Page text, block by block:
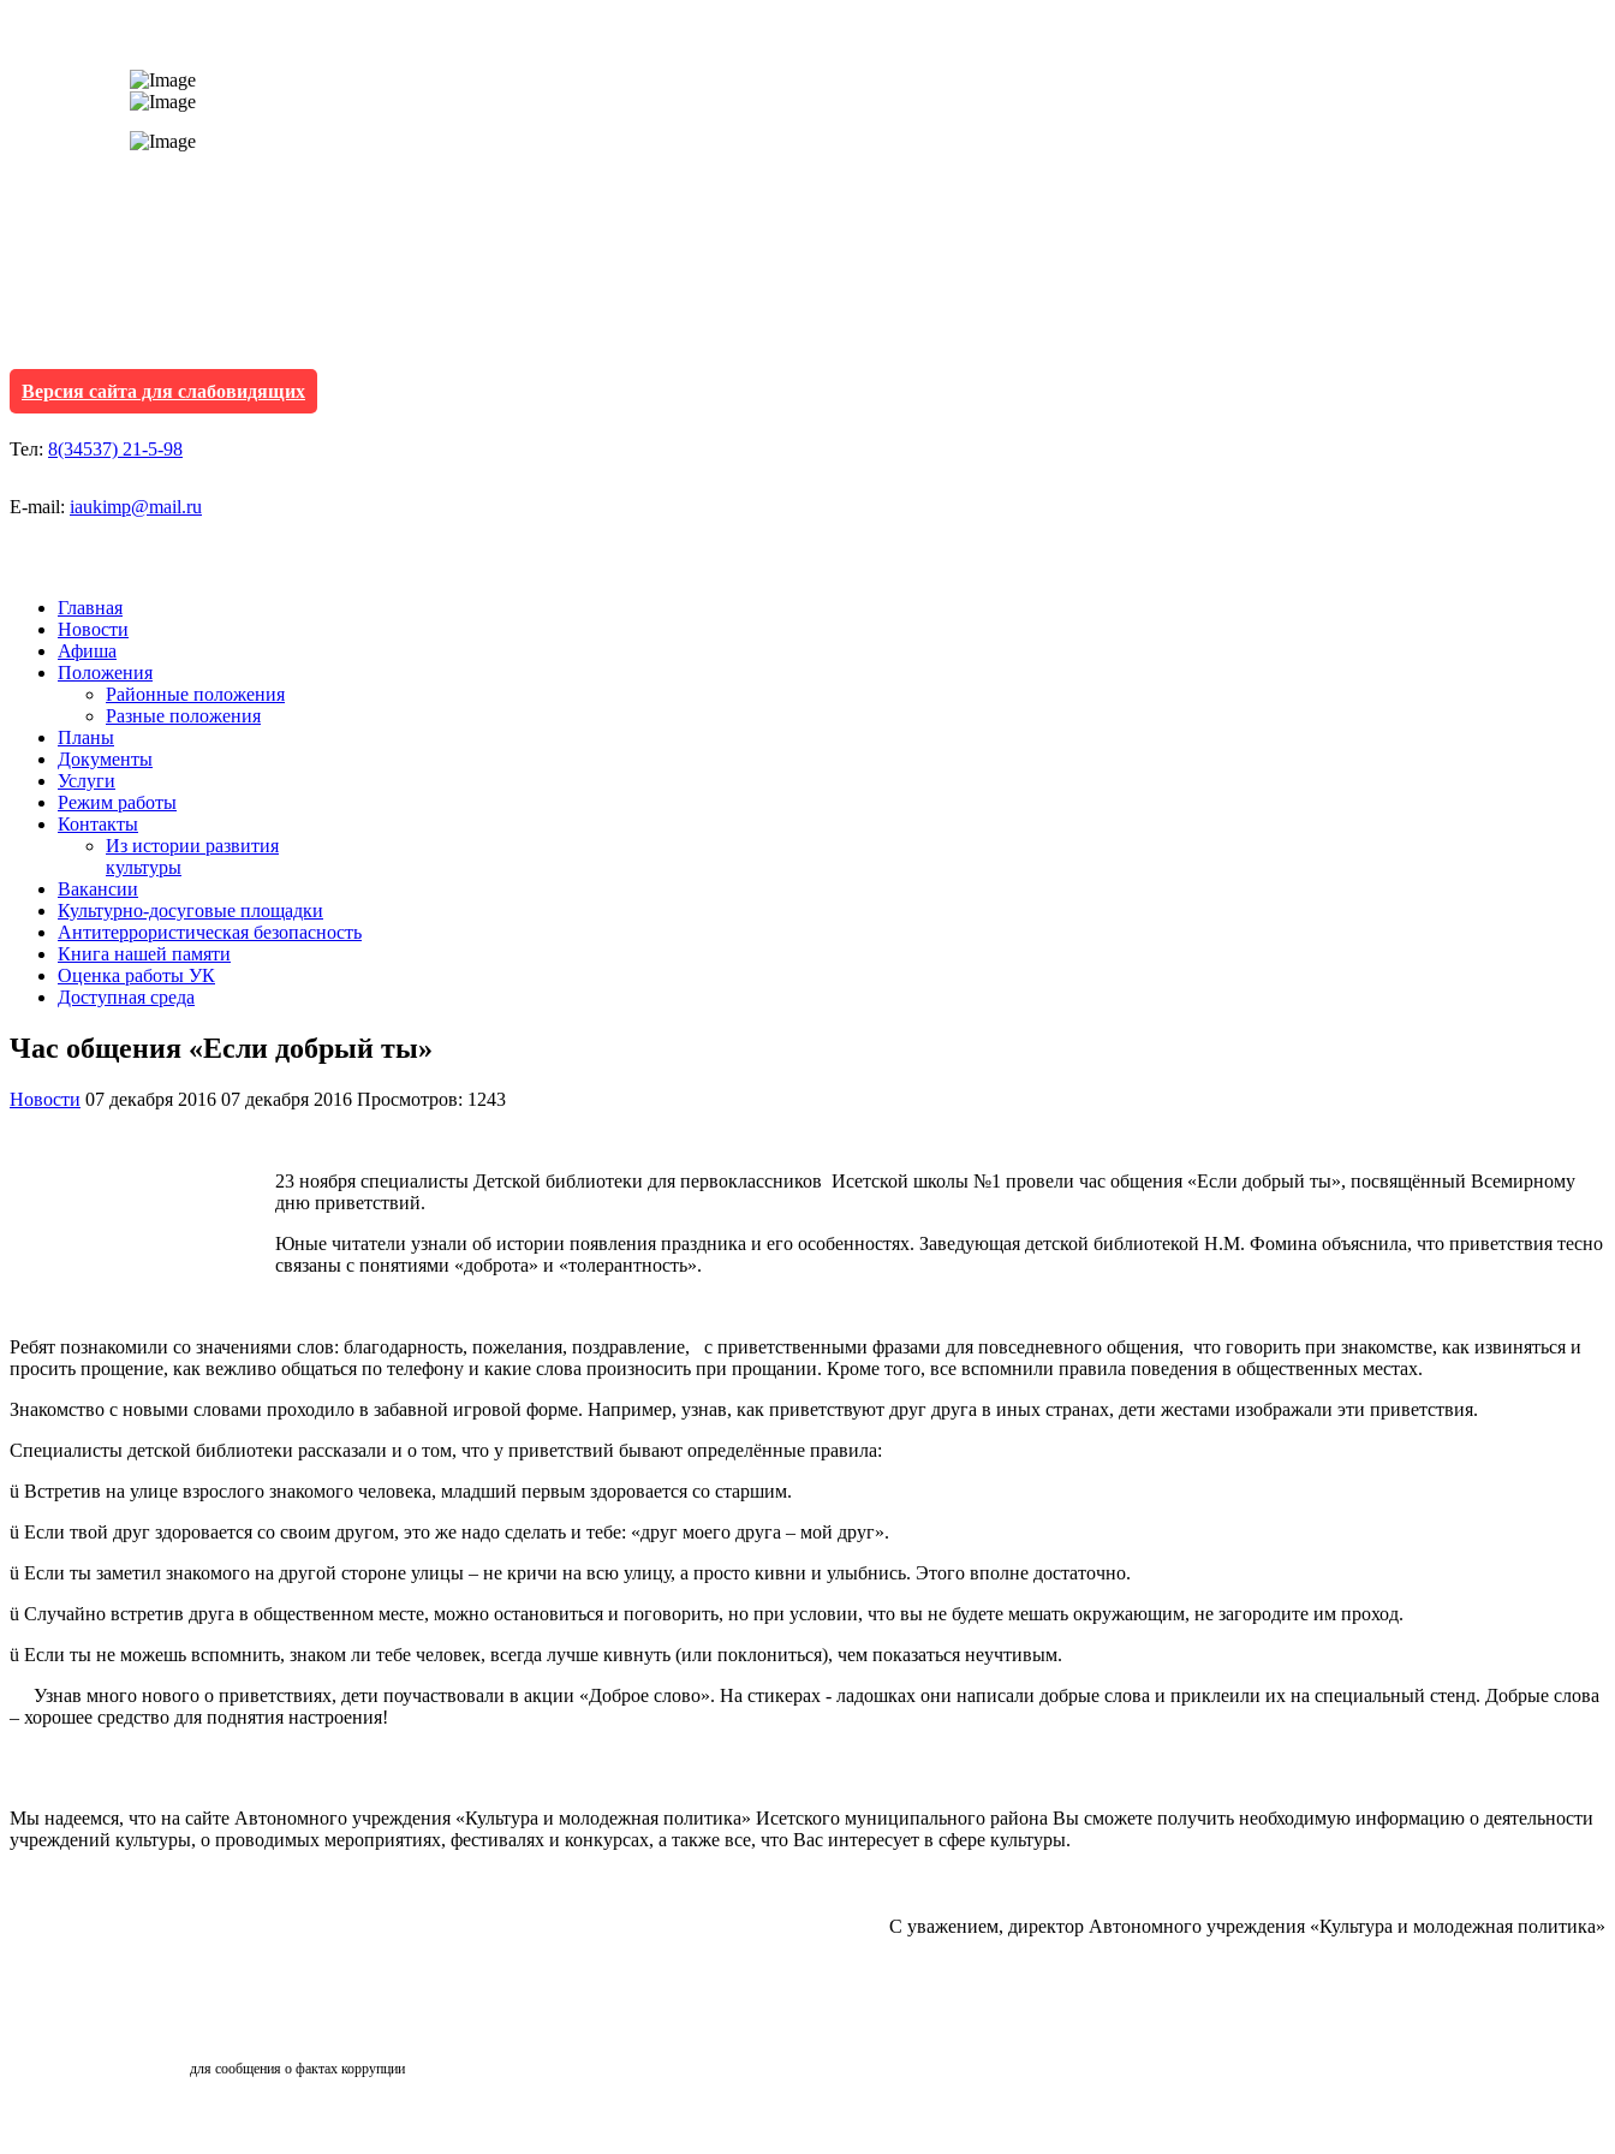
Версия сайта для слабовидящих
Тел: 8(34537) 21-5-98
E-mail: iaukimp@mail.ru
Главная
Новости
Афиша
Положения
Районные положения
Разные положения
Планы
Документы
Услуги
Режим работы
Контакты
Из истории развития
культуры
Вакансии
Культурно-досуговые площадки
Антитеррористическая безопасность
Книга нашей памяти
Оценка работы УК
Доступная среда
Час общения «Если добрый ты»
Новости 07 декабря 2016 07 декабря 2016 Просмотров: 1243
23 ноября специалисты Детской библиотеки для первоклассников Исетской школы №1 провели час общения «Если добрый ты», посвящённый Всемирному
дню приветствий.
Юные читатели узнали об истории появления праздника и его особенностях. Заведующая детской библиотекой Н.М. Фомина объяснила, что приветствия тесно
связаны с понятиями «доброта» и «толерантность».
Ребят познакомили со значениями слов: благодарность, пожелания, поздравление, с приветственными фразами для повседневного общения, что говорить при знакомстве, как извиняться и
просить прощение, как вежливо общаться по телефону и какие слова произносить при прощании. Кроме того, все вспомнили правила поведения в общественных местах.
Знакомство с новыми словами проходило в забавной игровой форме. Например, узнав, как приветствуют друг друга в иных странах, дети жестами изображали эти приветствия.
Специалисты детской библиотеки рассказали и о том, что у приветствий бывают определённые правила:
ü Встретив на улице взрослого знакомого человека, младший первым здоровается со старшим.
ü Если твой друг здоровается со своим другом, это же надо сделать и тебе: «друг моего друга – мой друг».
ü Если ты заметил знакомого на другой стороне улицы – не кричи на всю улицу, а просто кивни и улыбнись. Этого вполне достаточно.
ü Случайно встретив друга в общественном месте, можно остановиться и поговорить, но при условии, что вы не будете мешать окружающим, не загородите им проход.
ü Если ты не можешь вспомнить, знаком ли тебе человек, всегда лучше кивнуть (или поклониться), чем показаться неучтивым.
Узнав много нового о приветствиях, дети поучаствовали в акции «Доброе слово». На стикерах - ладошках они написали добрые слова и приклеили их на специальный стенд. Добрые слова
– хорошее средство для поднятия настроения!
Мы надеемся, что на сайте Автономного учреждения «Культура и молодежная политика» Исетского муниципального района Вы сможете получить необходимую информацию о деятельности
учреждений культуры, о проводимых мероприятиях, фестивалях и конкурсах, а также все, что Вас интересует в сфере культуры.
С уважением, директор Автономного учреждения «Культура и молодежная политика»
для сообщения о фактах коррупции